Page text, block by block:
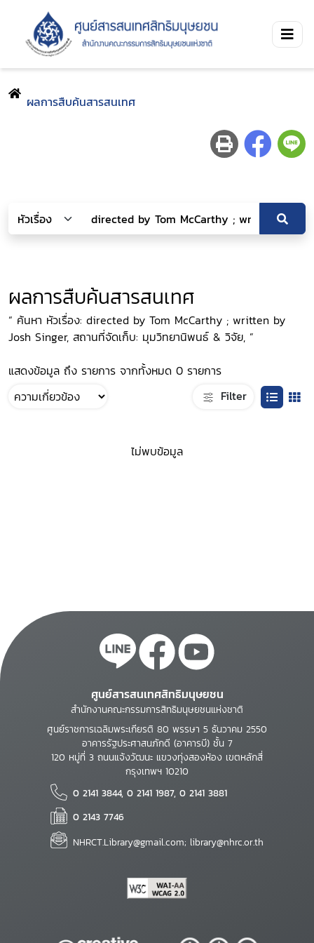
ผลการสืบค้นสารสนเทศ
ผลการสืบค้นสารสนเทศ
“ ค้นหา หัวเรื่อง: directed by Tom McCarthy ; written by
Josh Singer, สถานที่จัดเก็บ: มุมวิทยานิพนธ์ & วิจัย, ”
แสดงข้อมูล ถึง รายการ จากทั้งหมด 0 รายการ
Filter
ไม่พบข้อมูล
ศูนย์สารสนเทศสิทธิมนุษยชน
สำนักงานคณะกรรมการสิทธิมนุษยชนแห่งชาติ
ศูนย์ราชการเฉลิมพระเกียรติ 80 พรรษา 5 ธันวาคม 2550
อาคารรัฐประศาสนภักดี (อาคารบี) ชั้น 7
120 หมู่ที่ 3 ถนนแจ้งวัฒนะ แขวงทุ่งสองห้อง เขตหลักสี่
กรุงเทพฯ 10210
0 2141 3844, 0 2141 1987, 0 2141 3881
0 2143 7746
NHRCT.Library@gmail.com; library@nhrc.or.th